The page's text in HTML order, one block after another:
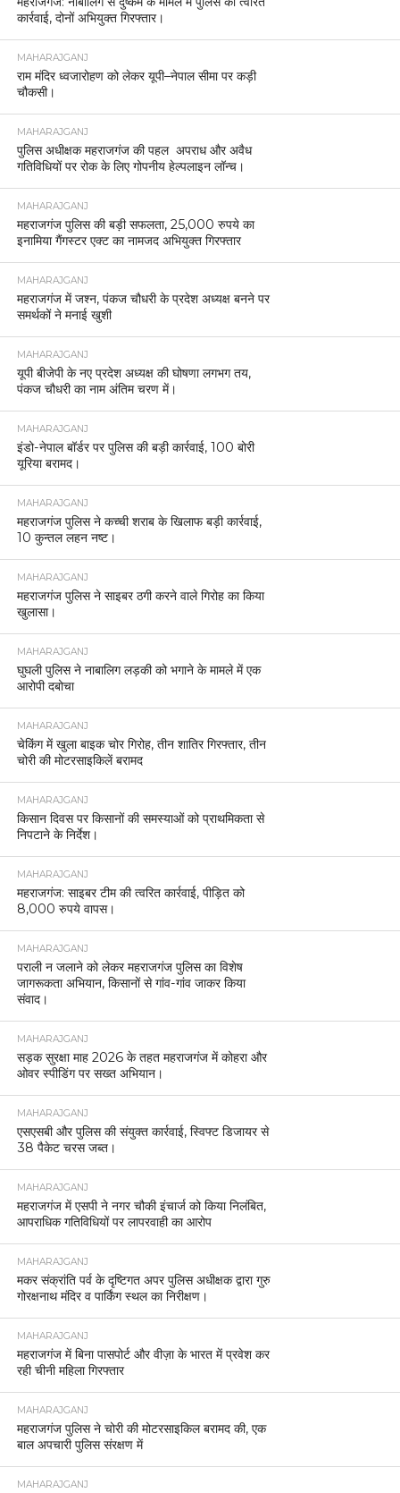
कार्रवाई, दोनों अभियुक्त गिरफ्तार।
MAHARAJGANJ
राम मंदिर ध्वजारोहण को लेकर यूपी–नेपाल सीमा पर कड़ी
चौकसी।
MAHARAJGANJ
पुलिस अधीक्षक महराजगंज की पहल अपराध और अवैध
गतिविधियों पर रोक के लिए गोपनीय हेल्पलाइन लॉन्च।
MAHARAJGANJ
महराजगंज पुलिस की बड़ी सफलता, 25,000 रुपये का
इनामिया गैंगस्टर एक्ट का नामजद अभियुक्त गिरफ्तार
MAHARAJGANJ
महराजगंज में जश्न, पंकज चौधरी के प्रदेश अध्यक्ष बनने पर
समर्थकों ने मनाई खुशी
MAHARAJGANJ
यूपी बीजेपी के नए प्रदेश अध्यक्ष की घोषणा लगभग तय,
पंकज चौधरी का नाम अंतिम चरण में।
MAHARAJGANJ
इंडो-नेपाल बॉर्डर पर पुलिस की बड़ी कार्रवाई, 100 बोरी
यूरिया बरामद।
MAHARAJGANJ
महराजगंज पुलिस ने कच्ची शराब के खिलाफ बड़ी कार्रवाई,
10 कुन्तल लहन नष्ट।
MAHARAJGANJ
महराजगंज पुलिस ने साइबर ठगी करने वाले गिरोह का किया
खुलासा।
MAHARAJGANJ
घुघली पुलिस ने नाबालिग लड़की को भगाने के मामले में एक
आरोपी दबोचा
MAHARAJGANJ
चेकिंग में खुला बाइक चोर गिरोह, तीन शातिर गिरफ्तार, तीन
चोरी की मोटरसाइकिलें बरामद
MAHARAJGANJ
किसान दिवस पर किसानों की समस्याओं को प्राथमिकता से
निपटाने के निर्देश।
MAHARAJGANJ
महराजगंज: साइबर टीम की त्वरित कार्रवाई, पीड़ित को
8,000 रुपये वापस।
MAHARAJGANJ
पराली न जलाने को लेकर महराजगंज पुलिस का विशेष
जागरूकता अभियान, किसानों से गांव-गांव जाकर किया
संवाद।
MAHARAJGANJ
सड़क सुरक्षा माह 2026 के तहत महराजगंज में कोहरा और
ओवर स्पीडिंग पर सख्त अभियान।
MAHARAJGANJ
एसएसबी और पुलिस की संयुक्त कार्रवाई, स्विफ्ट डिजायर से
38 पैकेट चरस जब्त।
MAHARAJGANJ
महराजगंज में एसपी ने नगर चौकी इंचार्ज को किया निलंबित,
आपराधिक गतिविधियों पर लापरवाही का आरोप
MAHARAJGANJ
मकर संक्रांति पर्व के दृष्टिगत अपर पुलिस अधीक्षक द्वारा गुरु
गोरक्षनाथ मंदिर व पार्किंग स्थल का निरीक्षण।
MAHARAJGANJ
महराजगंज में बिना पासपोर्ट और वीज़ा के भारत में प्रवेश कर
रही चीनी महिला गिरफ्तार
MAHARAJGANJ
महराजगंज पुलिस ने चोरी की मोटरसाइकिल बरामद की, एक
बाल अपचारी पुलिस संरक्षण में
MAHARAJGANJ